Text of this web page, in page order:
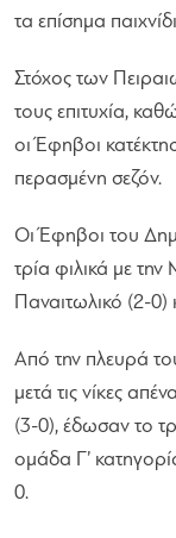
τα επίσημα
Στόχος των
τους επιτυχία,
οι Έφηβοι
περασμένη σεζόν.
Οι Έφηβοι του
τρία φιλικά με
Παναιτωλικό (2-
Από την πλευρά
μετά τις νίκες
(3-0), έδωσαν το
ομάδα Γ’
0.